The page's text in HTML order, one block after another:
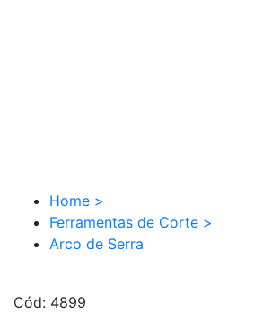
Home >
Ferramentas de Corte >
Arco de Serra
Cód: 4899